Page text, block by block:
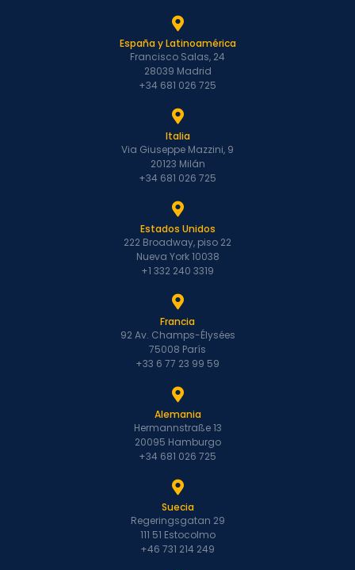
España y Latinoamérica
Francisco Salas, 24
28039 Madrid
+34 681 026 725
Italia
Via Giuseppe Mazzini, 9
20123 Milán
+34 681 026 725
Estados Unidos
222 Broadway, piso 22
Nueva York 10038
+1 332 240 3319
Francia
92 Av. Champs-Élysées
75008 París
+33 6 77 23 99 59
Alemania
Hermannstraße 13
20095 Hamburgo
+34 681 026 725
Suecia
Regeringsgatan 29
111 51 Estocolmo
+46 731 214 249